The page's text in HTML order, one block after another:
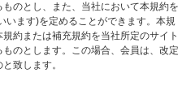
のとし、また、当社において本規約を
います)を定めることができます。本規
約または補充規約を当社所定のサイト
のとします。この場合、会員は、改定
致します。